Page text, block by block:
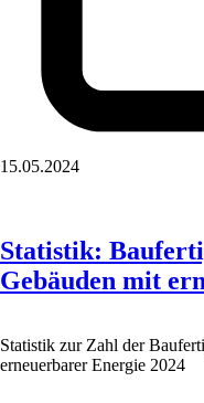
15.05.2024
Statistik:
Gebäuden mit
Statistik zur Zahl der
erneuerbarer Energie 2024